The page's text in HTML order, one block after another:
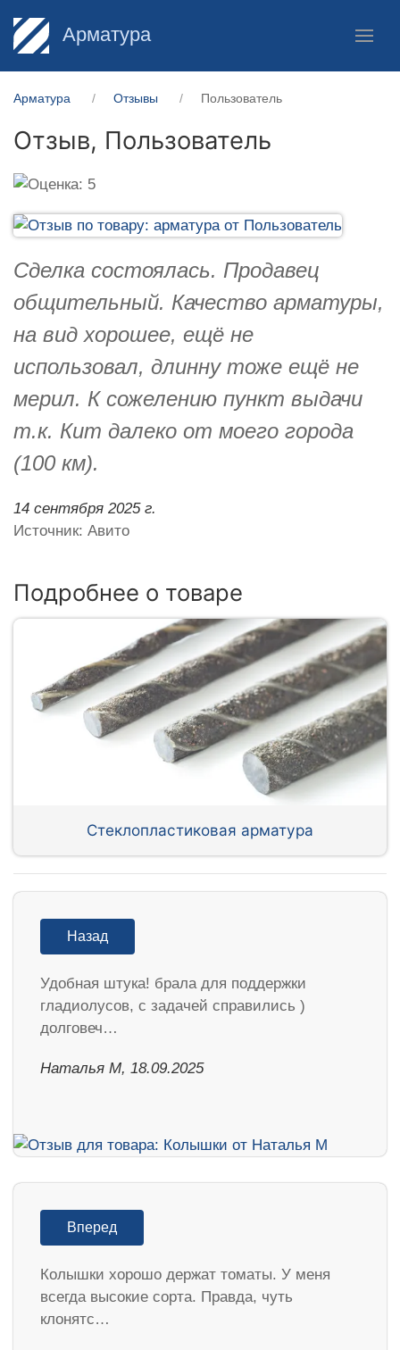
Арматура
Арматура Отзывы Пользователь
Отзыв, Пользователь
Сделка состоялась. Продавец
общительный. Качество арматуры,
на вид хорошее, ещё не
использовал, длинну тоже ещё не
мерил. К сожелению пункт выдачи
т.к. Кит далеко от моего города
(100 км).
14 сентября 2025 г.
Источник: Авито
Подробнее о товаре
Стеклопластиковая арматура
Назад
Удобная штука! брала для поддержки
гладиолусов, с задачей справились )
долговеч…
Наталья М, 18.09.2025
Вперед
Колышки хорошо держат томаты. У меня
всегда высокие сорта. Правда, чуть
клонятс…